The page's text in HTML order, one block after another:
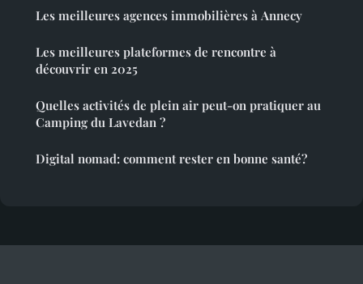
Les meilleures agences immobilières à Annecy
Les meilleures plateformes de rencontre à
découvrir en 2025
Quelles activités de plein air peut-on pratiquer au
Camping du Lavedan ?
Digital nomad: comment rester en bonne santé?